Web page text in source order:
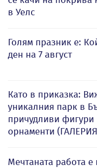
в Уелс
Голям празник е:
ден на 7 август
Като в приказка:
уникалния парк в
причудливи фигури
орнаменти
Мечтаната работа е